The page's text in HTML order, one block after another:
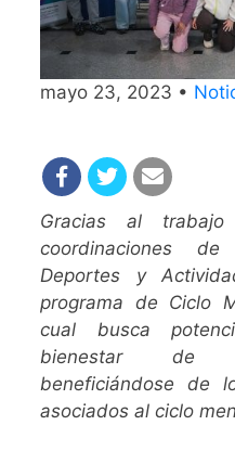
mayo 23, 2023 •
Gracias al
coordinaciones
Deportes y
programa de Ciclo
cual busca
bienestar de
beneficiándose de
asociados al ciclo